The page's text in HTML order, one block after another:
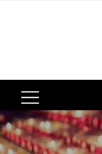
Search
for: